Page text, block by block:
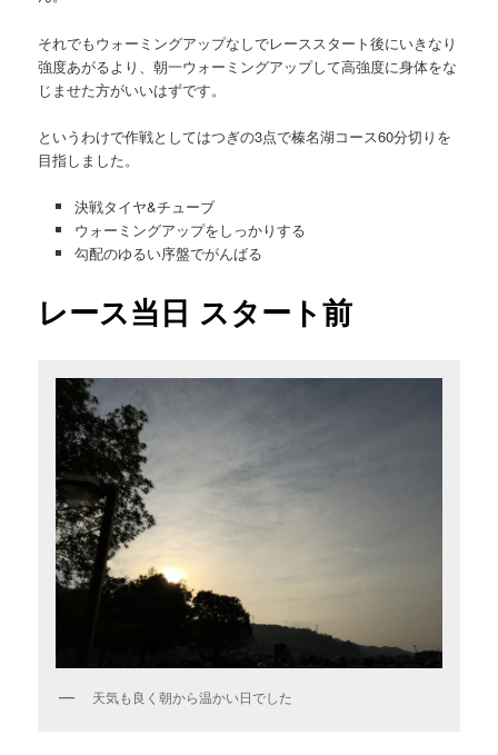
それでもウォーミングアップなしでレーススタート後にいきなり
強度あがるより、朝一ウォーミングアップして高強度に身体をな
じませた方がいいはずです。
というわけで作戦としてはつぎの3点で榛名湖コース60分切りを
目指しました。
決戦タイヤ&チューブ
ウォーミングアップをしっかりする
勾配のゆるい序盤でがんばる
レース当日 スタート前
天気も良く朝から温かい日でした